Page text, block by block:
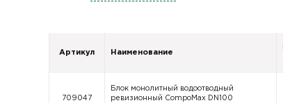
Артикул Наименование
709047
Блок монолитный водоотводный
ревизионный CompoMax DN100